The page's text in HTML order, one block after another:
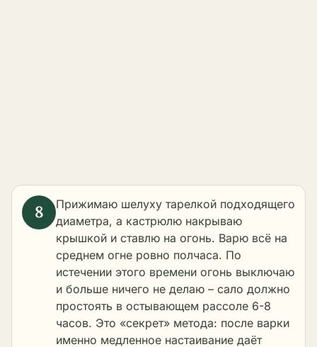
Прижимаю шелуху тарелкой подходящего
диаметра, а кастрюлю накрываю
крышкой и ставлю на огонь. Варю всё на
среднем огне ровно полчаса. По
истечении этого времени огонь выключаю
и больше ничего не делаю – сало должно
простоять в остывающем рассоле 6-8
часов. Это «секрет» метода: после варки
именно медленное настаивание даёт